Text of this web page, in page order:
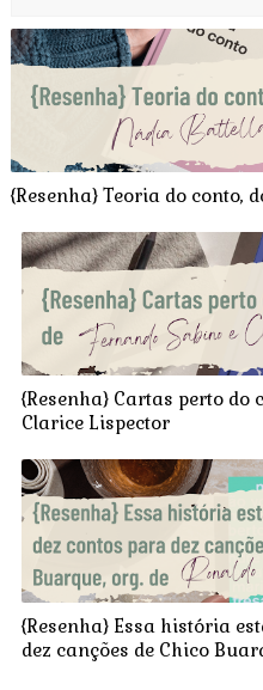
{Resenha} Teoria do conto,
{Resenha} Cartas perto do
Clarice Lispector
{Resenha} Essa história
dez canções de Chico